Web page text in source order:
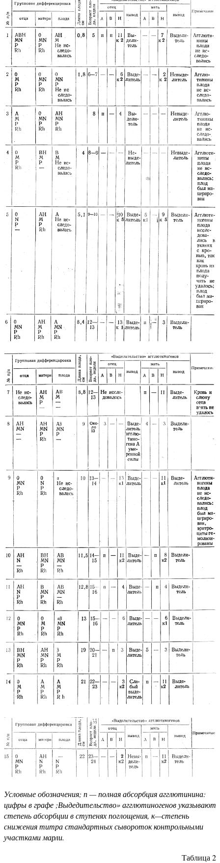
Условные обозначения; п — полная абсорбция агглютинина:
цифры в графе ;Выдедительство» агглютиногенов указывают
степень абсорбции в ступенях поглощения, к—степень
снижения титра стандартных сывороток контрольными
участками марли.
Таблица 2